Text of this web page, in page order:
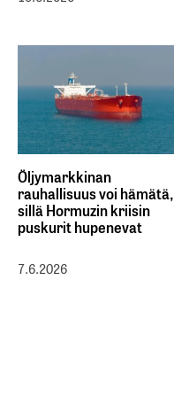
Öljymarkkinan
rauhallisuus voi hämätä,
sillä Hormuzin kriisin
puskurit hupenevat
7.6.2026